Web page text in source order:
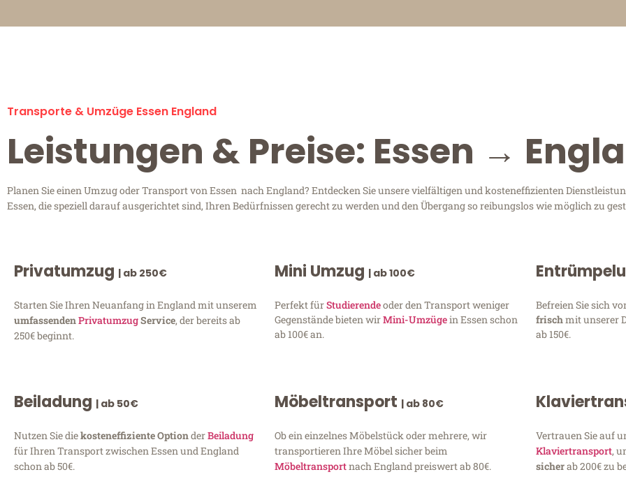
Transporte & Umzüge Essen England
Leistungen & Preise: Essen →
Planen Sie einen Umzug oder Transport von Essen nach England? Entdecken Sie unsere vielfältigen und kosteneffizienten
Essen, die speziell darauf ausgerichtet sind, Ihren Bedürfnissen gerecht zu werden und den Übergang so reibungslos wie möglich zu
Privatumzug | ab 250€
Starten Sie Ihren Neuanfang in England mit unserem
umfassendenPrivatumzugService, der bereits ab
250€ beginnt.
Mini Umzug | ab 100€
Perfekt fürStudierendeoder den Transport weniger
Gegenstände bieten wirMini-Umzügein Essen schon
ab 100€ an.
Befreien Sie sich
frischmit unserer
ab 150€.
Beiladung | ab 50€
Nutzen Sie diekosteneffiziente OptionderBeiladung
für Ihren Transport zwischen Essen und England
schon ab 50€.
Möbeltransport | ab 80€
Ob ein einzelnes Möbelstück oder mehrere, wir
transportieren Ihre Möbel sicher beim
Möbeltransportnach England preiswert ab 80€.
Vertrauen Sie auf
Klaviertransport,
sicherab 200€ zu